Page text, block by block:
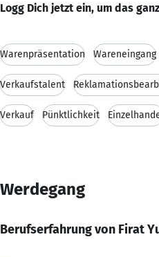
Logg Dich jetzt ein, um das
Warenpräsentation Wareneingang
Verkaufstalent
Verkauf Pünktlichkeit
Werdegang
Berufserfahrung von Firat